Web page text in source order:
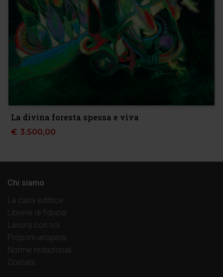
La divina foresta spessa e viva
€ 3.500,00
Chi siamo
La casa editrice
Librerie di fiducia
Lavora con noi
Proponi un’opera
Norme redazionali
Contatti